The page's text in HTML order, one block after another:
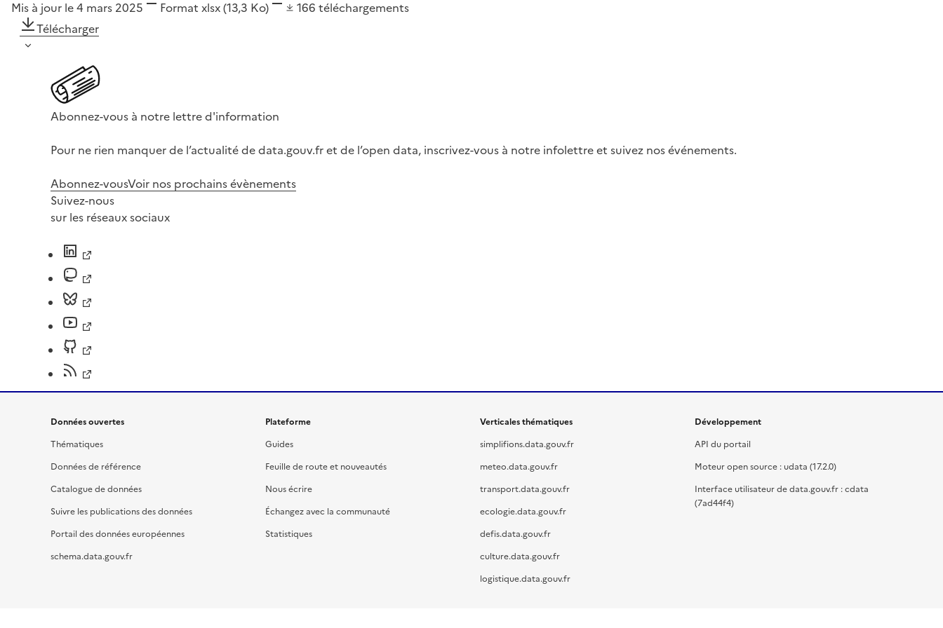
Mis à jour le 4 mars 2025 Format xlsx(13,3 Ko) 166 téléchargements
Télécharger
Abonnez-vous à notre lettre d'information
Pour ne rien manquer de l’actualité de data.gouv.fr et de l’open data, inscrivez-vous à notre infolettre et suivez nos événements.
Abonnez-vousVoir nos prochains évènements
Suivez-nous
sur les réseaux sociaux
Données ouvertes
Thématiques
Données de référence
Catalogue de données
Suivre les publications des données
Portail des données européennes
schema.data.gouv.fr
Plateforme
Guides
Feuille de route et nouveautés
Nous écrire
Échangez avec la communauté
Statistiques
Verticales thématiques
simplifions.data.gouv.fr
meteo.data.gouv.fr
transport.data.gouv.fr
ecologie.data.gouv.fr
defis.data.gouv.fr
culture.data.gouv.fr
logistique.data.gouv.fr
Développement
API du portail
Moteur open source : udata (17.2.0)
Interface utilisateur de data.gouv.fr : cdata
(7ad44f4)